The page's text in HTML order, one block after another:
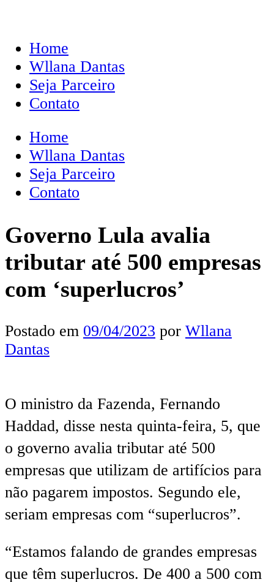
Home
Wllana Dantas
Seja Parceiro
Contato
Home
Wllana Dantas
Seja Parceiro
Contato
Governo Lula avalia
tributar até 500 empresas
com ‘superlucros’
Postado em 09/04/2023 por Wllana
Dantas
O ministro da Fazenda, Fernando
Haddad, disse nesta quinta-feira, 5, que
o governo avalia tributar até 500
empresas que utilizam de artifícios para
não pagarem impostos. Segundo ele,
seriam empresas com “superlucros”.
“Estamos falando de grandes empresas
que têm superlucros. De 400 a 500 com